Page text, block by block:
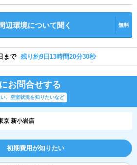
辺環境について聞く 無料
まで 残り約9日13時間20分29秒
お問合せする
、空室状況を知りたいなど
京 新小岩店
初期費用が知りたい